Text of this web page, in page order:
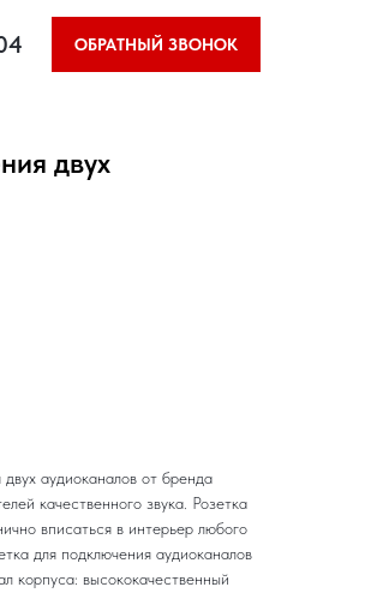
ОБРАТНЫЙ ЗВОНОК
двух
аудиоканалов от бренда
качественного звука. Розетка
вписаться в интерьер любого
для подключения аудиоканалов
корпуса: высококачественный